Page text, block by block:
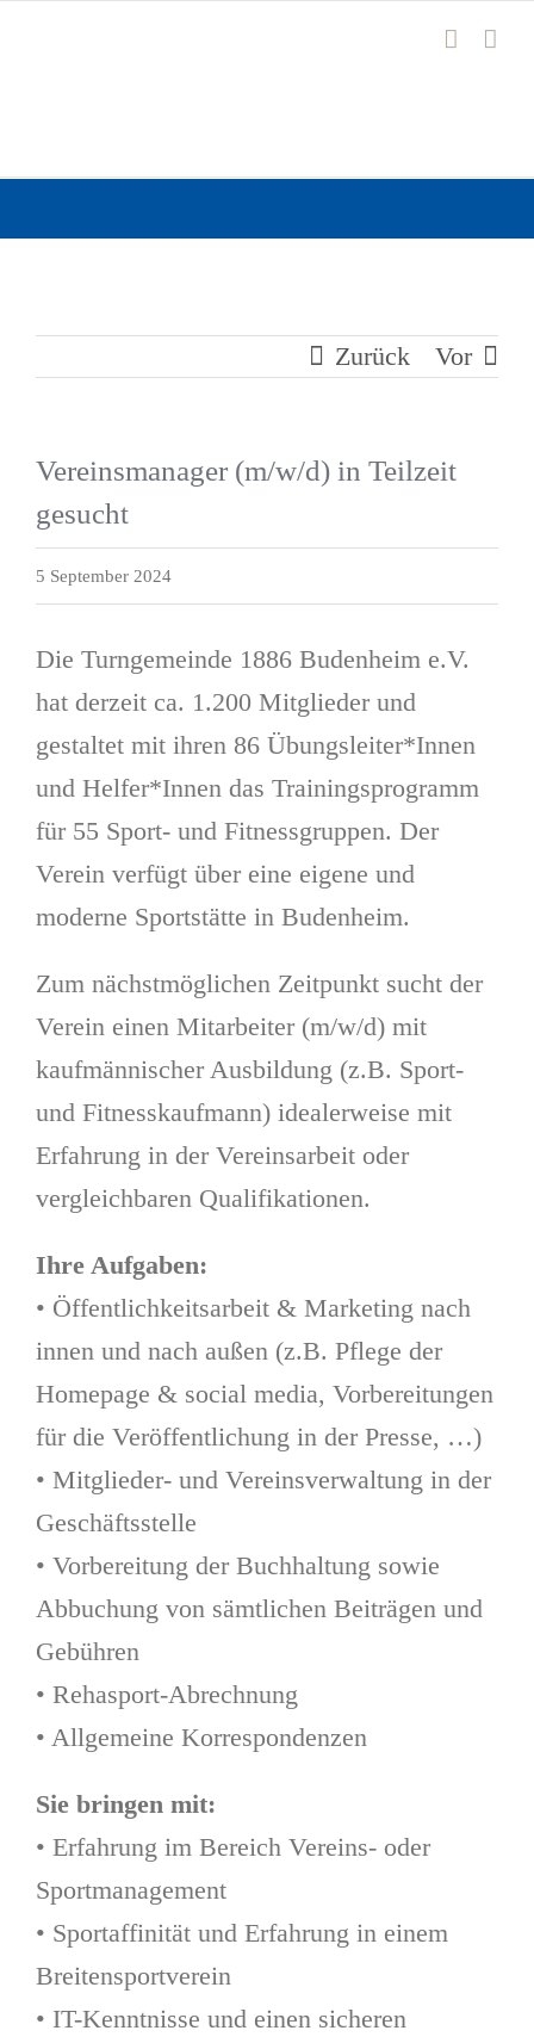
Zurück Vor
Vereinsmanager (m/w/d) in Teilzeit
gesucht
5 September 2024
Die Turngemeinde 1886 Budenheim e.V.
hat derzeit ca. 1.200 Mitglieder und
gestaltet mit ihren 86 Übungsleiter*Innen
und Helfer*Innen das Trainingsprogramm
für 55 Sport- und Fitnessgruppen. Der
Verein verfügt über eine eigene und
moderne Sportstätte in Budenheim.
Zum nächstmöglichen Zeitpunkt sucht der
Verein einen Mitarbeiter (m/w/d) mit
kaufmännischer Ausbildung (z.B. Sport-
und Fitnesskaufmann) idealerweise mit
Erfahrung in der Vereinsarbeit oder
vergleichbaren Qualifikationen.
Ihre Aufgaben:
• Öffentlichkeitsarbeit & Marketing nach
innen und nach außen (z.B. Pflege der
Homepage & social media, Vorbereitungen
für die Veröffentlichung in der Presse, …)
• Mitglieder- und Vereinsverwaltung in der
Geschäftsstelle
• Vorbereitung der Buchhaltung sowie
Abbuchung von sämtlichen Beiträgen und
Gebühren
• Rehasport-Abrechnung
• Allgemeine Korrespondenzen
Sie bringen mit:
• Erfahrung im Bereich Vereins- oder
Sportmanagement
• Sportaffinität und Erfahrung in einem
Breitensportverein
• IT-Kenntnisse und einen sicheren